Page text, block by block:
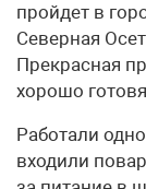
пройдет в
Северная
Прекрасная
хорошо
Работали
входили